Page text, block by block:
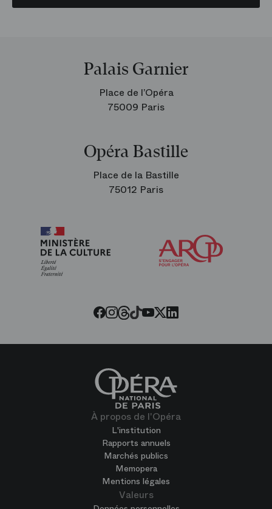
Palais Garnier
Place de l’Opéra
75009 Paris
Opéra Bastille
Place de la Bastille
75012 Paris
Facebook
Instagram
Threads
Tiktok
Youtube
Twitter
LinkedIn
À propos de l'Opéra
L'institution
Rapports annuels
Marchés publics
Memopera
Mentions légales
Valeurs